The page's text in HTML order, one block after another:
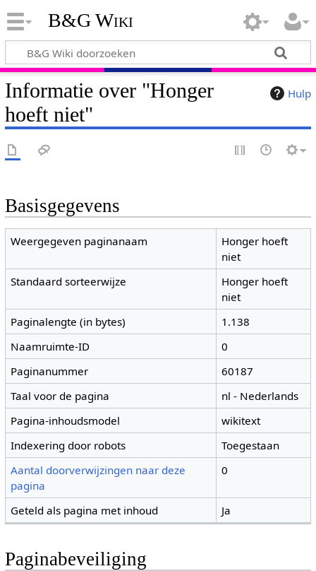
B&G Wiki
Hulp
Informatie over "Honger
hoeft niet"
Basisgegevens
Weergegeven paginanaam
Honger hoeft
niet
Standaard sorteerwijze
Honger hoeft
niet
Paginalengte (in bytes)
1.138
Naamruimte-ID
0
Paginanummer
60187
Taal voor de pagina
nl - Nederlands
Pagina-inhoudsmodel
wikitext
Indexering door robots
Toegestaan
Aantal doorverwijzingen naar deze
pagina
0
Geteld als pagina met inhoud Ja
Paginabeveiliging